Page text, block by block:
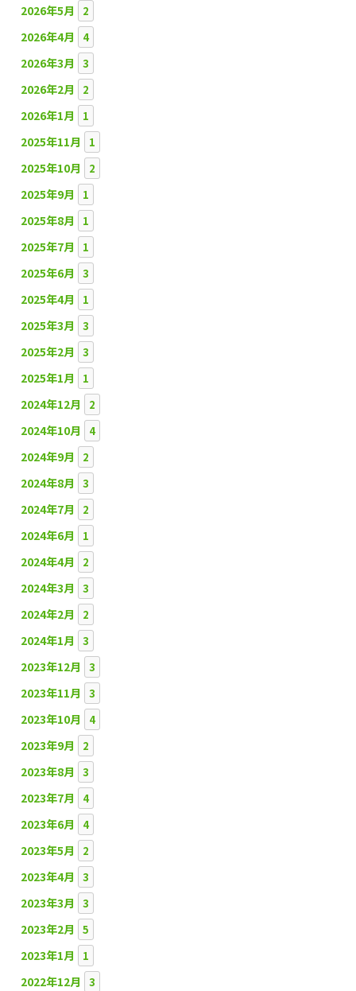
2026年5月 2
2026年4月 4
2026年3月 3
2026年2月 2
2026年1月 1
2025年11月 1
2025年10月 2
2025年9月 1
2025年8月 1
2025年7月 1
2025年6月 3
2025年4月 1
2025年3月 3
2025年2月 3
2025年1月 1
2024年12月 2
2024年10月 4
2024年9月 2
2024年8月 3
2024年7月 2
2024年6月 1
2024年4月 2
2024年3月 3
2024年2月 2
2024年1月 3
2023年12月 3
2023年11月 3
2023年10月 4
2023年9月 2
2023年8月 3
2023年7月 4
2023年6月 4
2023年5月 2
2023年4月 3
2023年3月 3
2023年2月 5
2023年1月 1
2022年12月 3